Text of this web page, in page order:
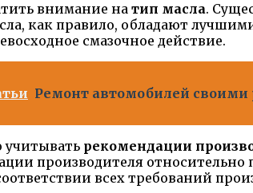
внимание на тип масла.
как правило, обладают
смазочное действие.
Ремонт автомобилей своими
учитывать рекомендации
производителя
всех требований